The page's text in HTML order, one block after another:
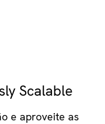
Scalable
e aproveite as